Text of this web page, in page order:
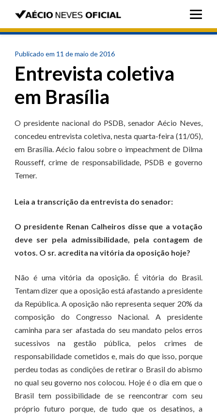
Publicado em 11 de maio de 2016
Entrevista coletiva
em Brasília
O presidente nacional do PSDB, senador Aécio Neves,
concedeu entrevista coletiva, nesta quarta-feira (11/05),
em Brasília. Aécio falou sobre o impeachment de Dilma
Rousseff, crime de responsabilidade, PSDB e governo
Temer.
Leia a transcrição da entrevista do senador:
O presidente Renan Calheiros disse que a votação
deve ser pela admissibilidade, pela contagem de
votos. O sr. acredita na vitória da oposição hoje?
Não é uma vitória da oposição. É vitória do Brasil.
Tentam dizer que a oposição está afastando a presidente
da República. A oposição não representa sequer 20% da
composição do Congresso Nacional. A presidente
caminha para ser afastada do seu mandato pelos erros
sucessivos na gestão pública, pelos crimes de
responsabilidade cometidos e, mais do que isso, porque
perdeu todas as condições de retirar o Brasil do abismo
no qual seu governo nos colocou. Hoje é o dia em que o
Brasil tem possibilidade de se reencontrar com seu
próprio futuro porque, de tudo que os desatinos, a